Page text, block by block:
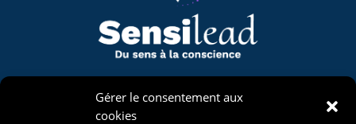
Gérer le consentement aux
cookies
Naviguons